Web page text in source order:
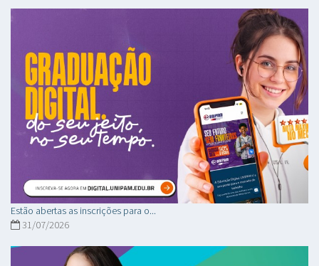
Estão abertas as inscrições para o...
31/07/2026